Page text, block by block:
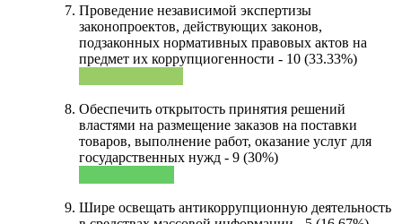
Проведение независимой экспертизы
законопроектов, действующих законов,
подзаконных нормативных правовых актов на
предмет их коррупциогенности - 10 (33.33%)
Обеспечить открытость принятия решений
властями на размещение заказов на поставки
товаров, выполнение работ, оказание услуг для
государственных нужд - 9 (30%)
Шире освещать антикоррупционную деятельность